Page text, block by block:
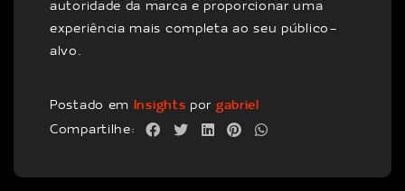
autoridade da marca e proporcionar uma
experiência mais completa ao seu público-
alvo.
Postado em Insights por gabriel
Compartilhe: